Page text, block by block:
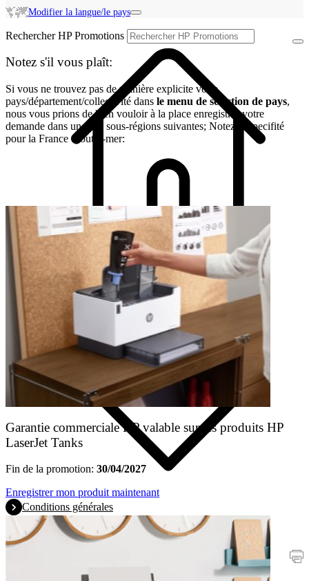
Produits
Modifier la langue/le pays
Rechercher HP Promotions
Notez s'il vous plaît:
Si vous ne trouvez pas de manière explicite votre
pays/département/collectivité dans le menu de selection de pays,
nous vous prions de bien vouloir à la place enregistrer votre
demande dans une des sous-régions suivantes; Notez la specifité
pour la France d’outre-mer:
Garantie commerciale HP valable sur les produits HP
LaserJet Tanks
Fin de la promotion: 30/04/2027
Enregistrer mon produit maintenant
Conditions générales